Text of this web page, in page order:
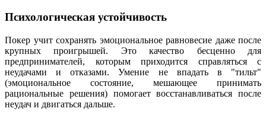
Психологическая устойчивость
Покер учит сохранять эмоциональное равновесие даже после
крупных проигрышей. Это качество бесценно для
предпринимателей, которым приходится справляться с
неудачами и отказами. Умение не впадать в "тильт"
(эмоциональное состояние, мешающее принимать
рациональные решения) помогает восстанавливаться после
неудач и двигаться дальше.